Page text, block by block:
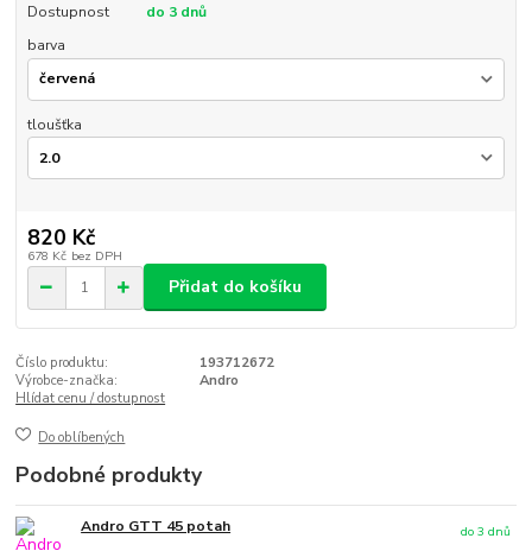
Dostupnost
do 3 dnů
barva
tloušťka
820 Kč
678 Kč bez DPH
Přidat do košíku
Číslo produktu:
193712672
Výrobce-značka:
Andro
Hlídat cenu / dostupnost
Do oblíbených
Podobné produkty
Andro GTT 45 potah do 3 dnů